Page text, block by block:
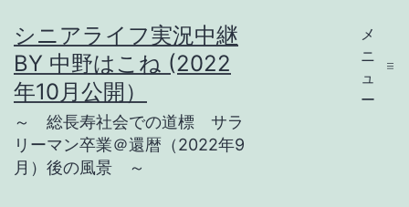
ン
テ
ン
へ
シニアライフ実況中継
BY 中野はこね (2022
年10月公開）
～ 総長寿社会での道標 サラ
リーマン卒業＠還暦（2022年9
月）後の風景 ～
メ
ニ
ュ
ー